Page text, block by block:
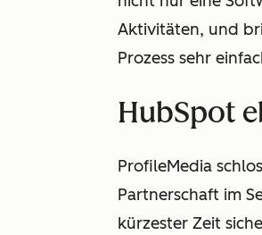
Aktivitäten, und
Prozess sehr
HubSpot
ProfileMedia
Partnerschaft im
kürzester Zeit